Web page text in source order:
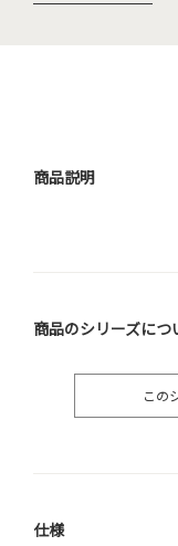
商品説明
商品のシリーズにつ
この
仕様